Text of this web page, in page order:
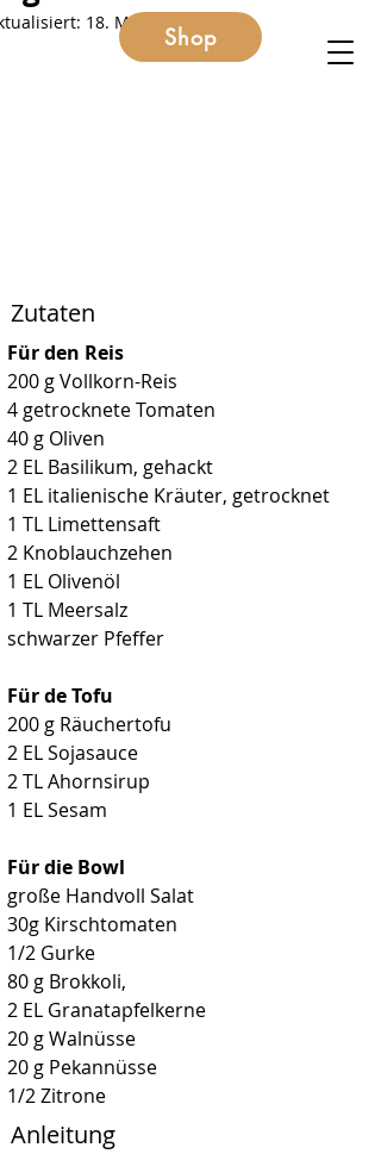
Shop
18. März 2021
Zutaten
Für den Reis
200 g Vollkorn-Reis
4 getrocknete Tomaten
40 g Oliven
2 EL Basilikum, gehackt
1 EL italienische Kräuter, getrocknet
1 TL Limettensaft
2 Knoblauchzehen
1 EL Olivenöl
1 TL Meersalz
schwarzer Pfeffer
Für de Tofu
200 g Räuchertofu
2 EL Sojasauce
2 TL Ahornsirup
1 EL Sesam
Für die Bowl
große Handvoll Salat
30g Kirschtomaten
1/2 Gurke
80 g Brokkoli,
2 EL Granatapfelkerne
20 g Walnüsse
20 g Pekannüsse
1/2 Zitrone
Anleitung